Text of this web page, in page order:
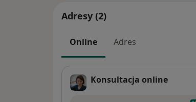
Adresy (2)
Online Adres
Konsultacja online